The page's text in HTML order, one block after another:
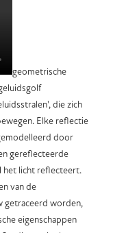
geometrische
die zich
Elke reflectie
door
gereflecteerde
het licht reflecteert.
van de
getraceerd worden,
eigenschappen